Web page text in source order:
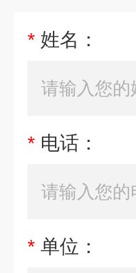
* 姓名：
* 电话：
* 单位：